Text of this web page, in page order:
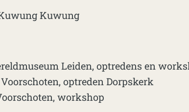
Kuwung
Leiden, optredens en
optreden Dorpskerk
workshop